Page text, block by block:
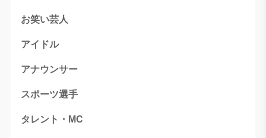
お笑い芸人
アイドル
アナウンサー
スポーツ選手
タレント・MC